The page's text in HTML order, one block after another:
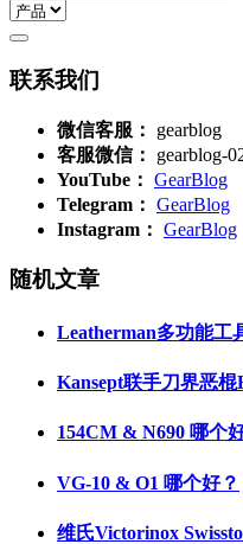
联系我们
微信客服：
gearblog
客服微信：
gearblog-
YouTube： GearBlog
Telegram： GearBlog
Instagram： GearBlog
随机文章
Leatherman多功能工
Kansept联手刀界恶
154CM & N690 哪个
VG-10 & O1 哪个好？
维氏Victorinox